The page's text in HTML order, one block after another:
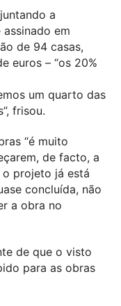
a
em
de 94 casas,
euros – “os 20%
um quarto das
frisou.
“é muito
de facto, a
o projeto já está
concluída, não
a obra no
de que o visto
para as obras